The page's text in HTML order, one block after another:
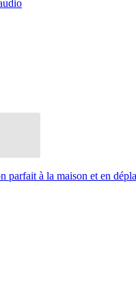
parfait à la maison et en